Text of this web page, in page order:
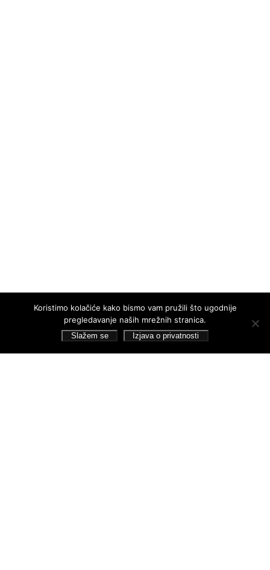
Koristimo kolačiće kako bismo vam pružili što ugodnije
pregledavanje naših mrežnih stranica.
Slažem se Izjava o privatnosti